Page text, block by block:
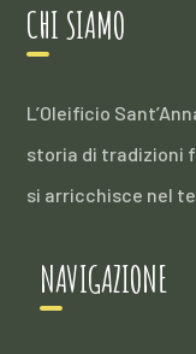
CHI SIAMO
L’Oleificio
storia di tradizioni
si arricchisce nel
NAVIGAZIONE